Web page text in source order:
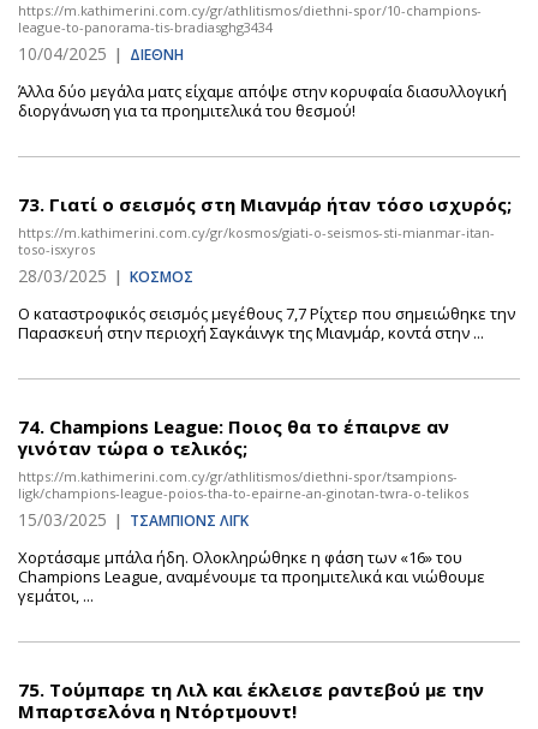
https://m.kathimerini.com.cy/gr/athlitismos/diethni-spor/10-champions-
league-to-panorama-tis-bradiasghg3434
10/04/2025 | ΔΙΕΘΝΗ
Άλλα δύο μεγάλα ματς είχαμε απόψε στην κορυφαία διασυλλογική
διοργάνωση για τα προημιτελικά του θεσμού!
73. Γιατί ο σεισμός στη Μιανμάρ ήταν τόσο ισχυρός;
https://m.kathimerini.com.cy/gr/kosmos/giati-o-seismos-sti-mianmar-itan-
toso-isxyros
28/03/2025 | ΚΟΣΜΟΣ
Ο καταστροφικός σεισμός μεγέθους 7,7 Ρίχτερ που σημειώθηκε την
Παρασκευή στην περιοχή Σαγκάινγκ της Μιανμάρ, κοντά στην ...
74. Champions League: Ποιος θα το έπαιρνε αν
γινόταν τώρα ο τελικός;
https://m.kathimerini.com.cy/gr/athlitismos/diethni-spor/tsampions-
ligk/champions-league-poios-tha-to-epairne-an-ginotan-twra-o-telikos
15/03/2025 | ΤΣΑΜΠΙΟΝΣ ΛΙΓΚ
Χορτάσαμε μπάλα ήδη. Ολοκληρώθηκε η φάση των «16» του
Champions League, αναμένουμε τα προημιτελικά και νιώθουμε
γεμάτοι, ...
75. Τούμπαρε τη Λιλ και έκλεισε ραντεβού με την
Μπαρτσελόνα η Ντόρτμουντ!